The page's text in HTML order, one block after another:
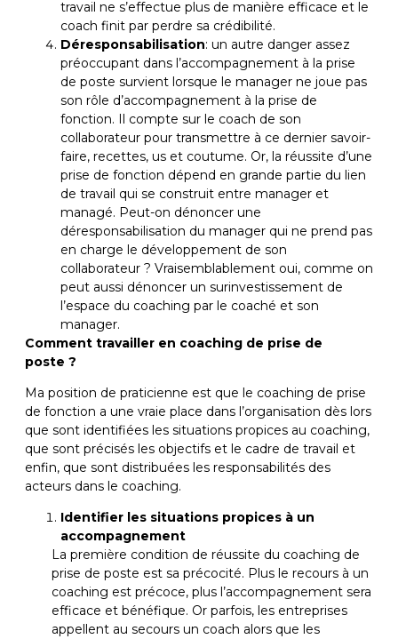
travail ne s’effectue plus de manière efficace et le
coach finit par perdre sa crédibilité.
Déresponsabilisation: un autre danger assez
préoccupant dans l’accompagnement à la prise
de poste survient lorsque le manager ne joue pas
son rôle d’accompagnement à la prise de
fonction. Il compte sur le coach de son
collaborateur pour transmettre à ce dernier savoir-
faire, recettes, us et coutume. Or, la réussite d’une
prise de fonction dépend en grande partie du lien
de travail qui se construit entre manager et
managé. Peut-on dénoncer une
déresponsabilisation du manager qui ne prend pas
en charge le développement de son
collaborateur ? Vraisemblablement oui, comme on
peut aussi dénoncer un surinvestissement de
l’espace du coaching par le coaché et son
manager.
Comment travailler en coaching de prise de
poste ?
Ma position de praticienne est que le coaching de prise
de fonction a une vraie place dans l’organisation dès lors
que sont identifiées les situations propices au coaching,
que sont précisés les objectifs et le cadre de travail et
enfin, que sont distribuées les responsabilités des
acteurs dans le coaching.
Identifier les situations propices à un
accompagnement
La première condition de réussite du coaching de
prise de poste est sa précocité. Plus le recours à un
coaching est précoce, plus l’accompagnement sera
efficace et bénéfique. Or parfois, les entreprises
appellent au secours un coach alors que les